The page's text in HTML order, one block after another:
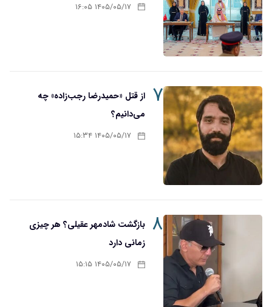
۱۴۰۵/۰۵/۱۷ ۱۶:۰۵
۷ از قتل «حمیدرضا رجب‌زاده» چه
می‌دانیم؟
۱۴۰۵/۰۵/۱۷ ۱۵:۳۴
۸ بازگشت شادمهر عقیلی؟ هر چیزی
زمانی دارد
۱۴۰۵/۰۵/۱۷ ۱۵:۱۵